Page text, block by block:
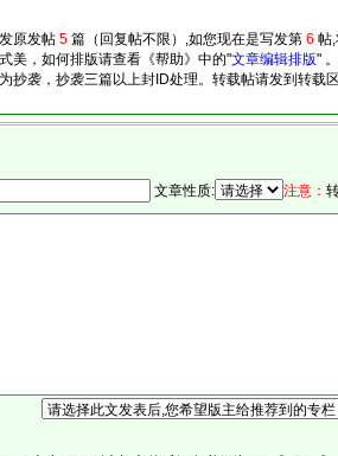
原发帖 5 篇（回复帖不限）,如您现在是写发第 6 帖
，如何排版请查看《帮助》中的"文章编辑排版" 。
袭，抄袭三篇以上封ID处理。转载帖请发到转载
文章性质: 注意：